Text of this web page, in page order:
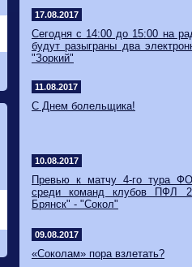
17.08.2017
Сегодня с 14:00 до 15:00 на
будут разыграны два
"Зоркий"
11.08.2017
С Днем болельщика!
10.08.2017
Превью к матчу 4-го тура
среди команд клубов ПФЛ
Брянск" - "Сокол"
09.08.2017
​«Соколам» пора взлетать?